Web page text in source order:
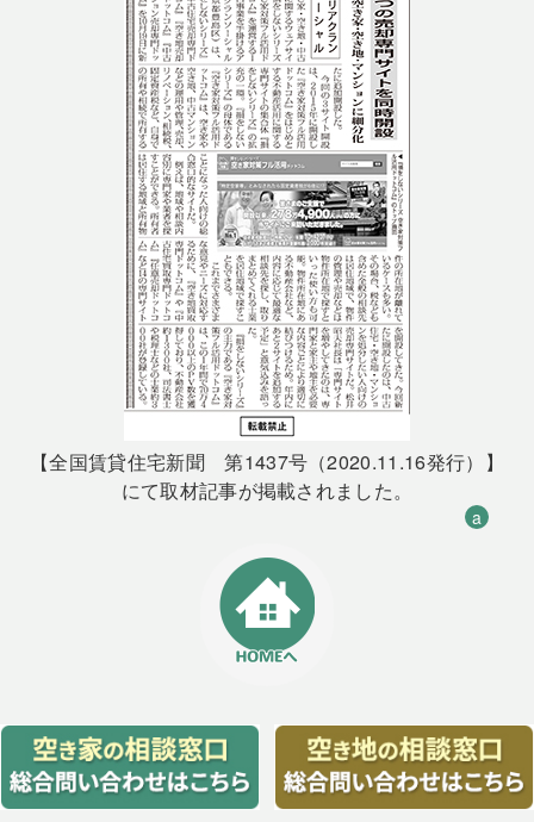
【全国賃貸住宅新聞 第1437号（2020.11.16発行）】
にて取材記事が掲載されました。
a